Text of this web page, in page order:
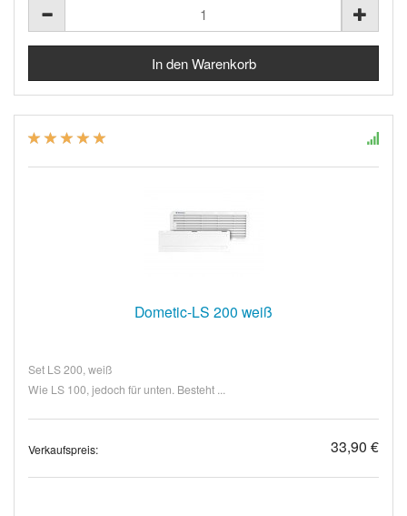
Dometic-LS 200 weiß
Set LS 200, weiß
Wie LS 100, jedoch für unten. Besteht ...
Verkaufspreis: 33,90 €